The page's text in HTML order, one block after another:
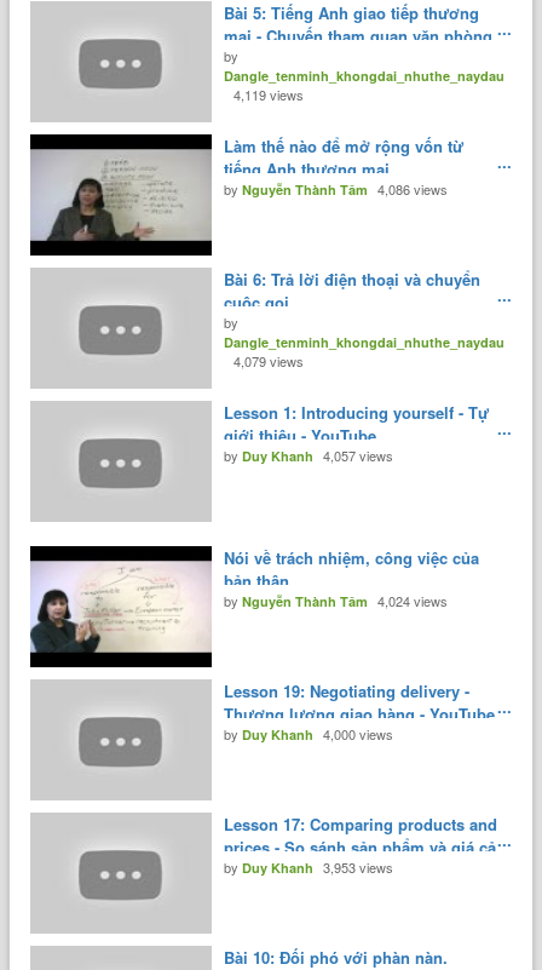
Bài 5: Tiếng Anh giao tiếp thương
mại - Chuyến tham quan văn phòng.
by
Dangle_tenminh_khongdai_nhuthe_naydau
4,119 views
Làm thế nào để mở rộng vốn từ
tiếng Anh thương mại
byNguyễn Thành Tâm 4,086 views
Bài 6: Trả lời điện thoại và chuyển
cuộc gọi.
by
Dangle_tenminh_khongdai_nhuthe_naydau
4,079 views
Lesson 1: Introducing yourself - Tự
giới thiệu - YouTube
byDuy Khanh 4,057 views
Nói về trách nhiệm, công việc của
bản thân
byNguyễn Thành Tâm 4,024 views
Lesson 19: Negotiating delivery -
Thương lượng giao hàng - YouTube
byDuy Khanh 4,000 views
Lesson 17: Comparing products and
prices - So sánh sản phẩm và giá cả
- YouTube
byDuy Khanh 3,953 views
Bài 10: Đối phó với phàn nàn.